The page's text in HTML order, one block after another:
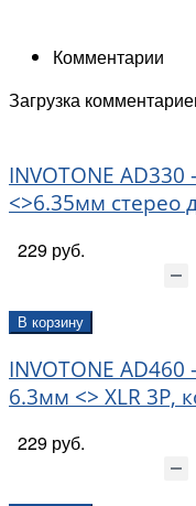
Комментарии
Загрузка
INVOTONE
<>6.35мм стерео
229 руб.
В корзину
INVOTONE
6.3мм <> XLR 3P,
229 руб.